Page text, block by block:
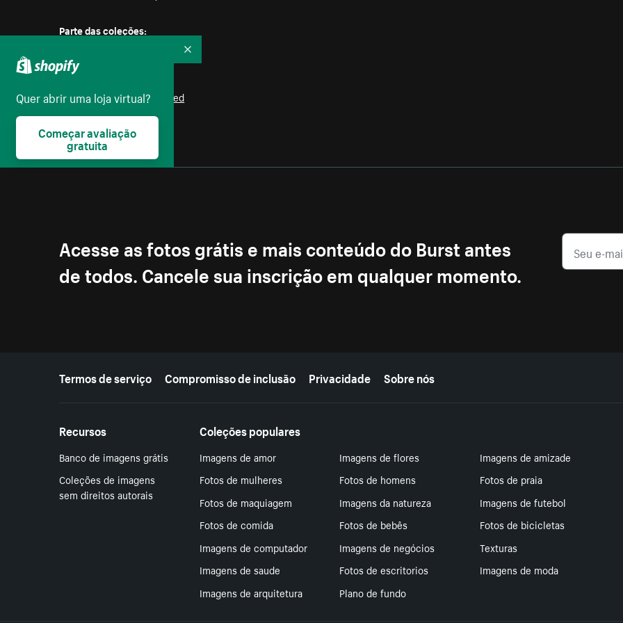
Parte das coleções:
Burst Some Rights Reserved
Acesse as fotos grátis e mais conteúdo do Burst antes
de todos. Cancele sua inscrição em qualquer momento.
Mais recursos
Termos de serviço Compromisso de inclusão Privacidade Sobre nós
Recursos
Banco de imagens grátis
Coleções de imagens
sem direitos autorais
Coleções populares
Imagens de amor Imagens de flores
Imagens de amizade
Fotos de mulheres
Fotos de homens
Fotos de praia
Fotos de maquiagem
Imagens da natureza
Imagens de futebol
Fotos de comida
Fotos de bebês
Fotos de bicicletas
Imagens de computador
Imagens de negócios
Texturas
Imagens de saude
Fotos de escritorios
Imagens de moda
Imagens de arquitetura
Plano de fundo
Quer abrir uma loja virtual?
Começar avaliação
gratuita
Recolher